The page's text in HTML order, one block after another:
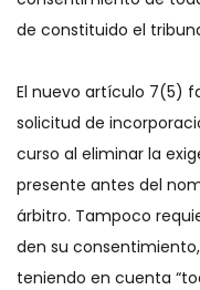
de constituido el
El nuevo artículo 7(5)
solicitud de
curso al eliminar la
presente antes del
árbitro. Tampoco
den su
teniendo en cuenta